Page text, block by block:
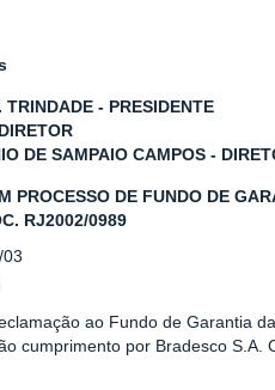
TRINDADE - PRESIDENTE
DE SAMPAIO CAMPOS -
PROCESSO DE FUNDO DE
RJ2002/0989
03
ao Fundo de Garantia
cumprimento por Bradesco S.A.